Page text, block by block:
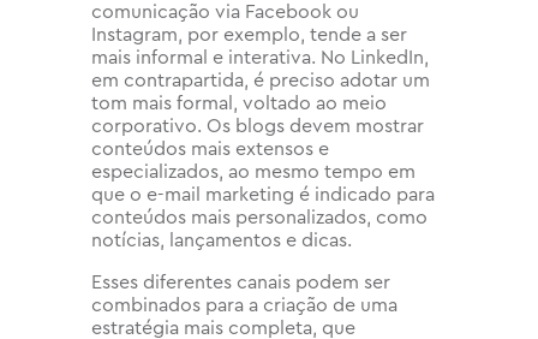
comunicação via Facebook ou
Instagram, por exemplo, tende a ser
mais informal e interativa. No LinkedIn,
em contrapartida, é preciso adotar um
tom mais formal, voltado ao meio
corporativo. Os blogs devem mostrar
conteúdos mais extensos e
especializados, ao mesmo tempo em
que o e-mail marketing é indicado para
conteúdos mais personalizados, como
notícias, lançamentos e dicas.
Esses diferentes canais podem ser
combinados para a criação de uma
estratégia mais completa, que